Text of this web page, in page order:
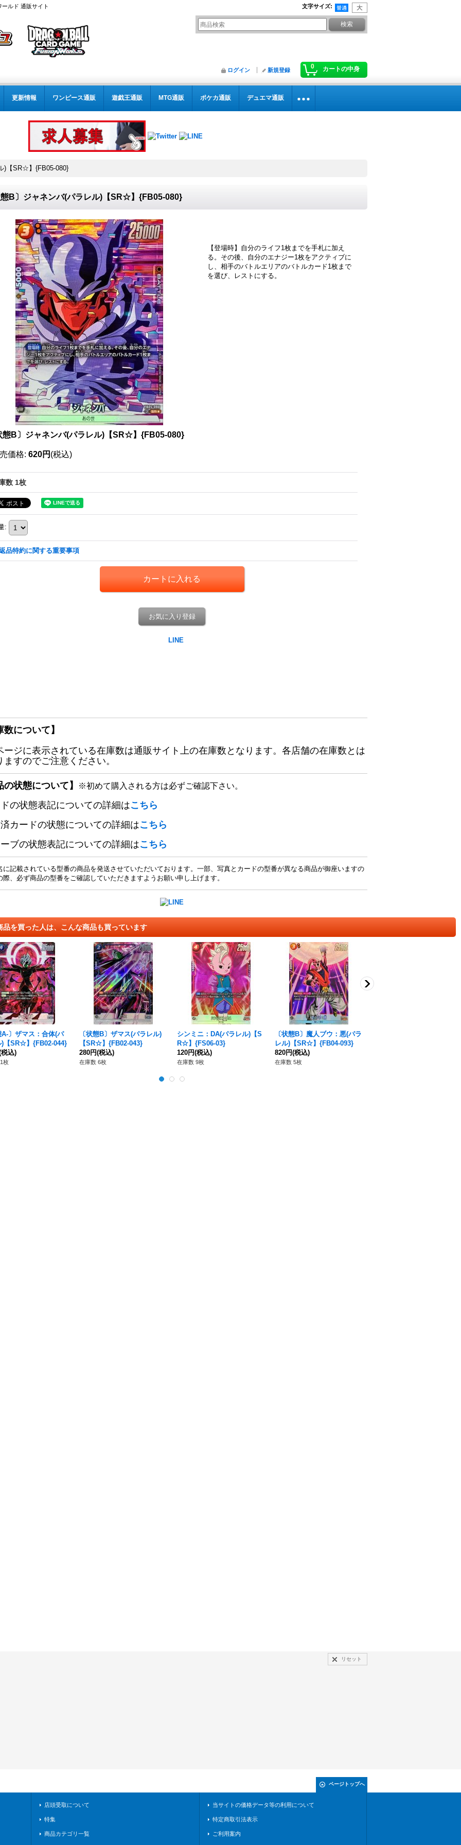
ルド 通販サイト 文字サイズ:
0 カートの中身
ログイン 新規登録
更新情報 ワンピース通販 遊戯王通販 MTG通販 ポケカ通販 デュエマ通販
)【SR☆】{FB05-080}
B〕ジャネンバ(パラレル)【SR☆】{FB05-080}
【登場時】自分のライフ1枚までを手札に加え
る。その後、自分のエナジー1枚をアクティブに
し、相手のバトルエリアのバトルカード1枚まで
を選び、レストにする。
態B〕ジャネンバ(パラレル)【SR☆】{FB05-080}
価格: 620円 (税込)
数 1枚
:
品特約に関する重要事項
お気に入り登録
数について】
ージに表示されている在庫数は通販サイト上の在庫数となります。各店舗の在庫数とは
ますのでご注意ください。
の状態について】 ※初めて購入される方は必ずご確認下さい。
の状態表記についての詳細はこちら
カードの状態についての詳細はこちら
ブの状態表記についての詳細はこちら
記載されている型番の商品を発送させていただいております。一部、写真とカードの型番が異なる商品が御座いますの
際、必ず商品の型番をご確認していただきますようお願い申し上げます。
品を買った人は、こんな商品も買っています
〕ザマス：合体(パ
)【SR☆】{FB02-044}
税込)
枚
〔状態B〕ザマス(パラレル)
【SR☆】{FB02-043}
280円(税込)
在庫数 6枚
シンミニ：DA(パラレル)【S
R☆】{FS06-03}
120円(税込)
在庫数 9枚
〔状態B〕魔人ブウ：悪(パラ
レル)【SR☆】{FB04-093}
820円(税込)
在庫数 5枚
リセット
ページトップへ
店頭受取について
特集
商品カテゴリ一覧
当サイトの価格データ等の利用について
特定商取引法表示
ご利用案内